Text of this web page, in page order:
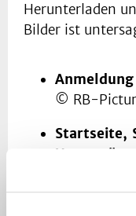
Herunterladen
Bilder ist
© RB-
Startseite,
© Jeanette Dietl